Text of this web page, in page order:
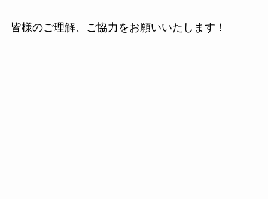
皆様のご理解、ご協力をお願いいたします！